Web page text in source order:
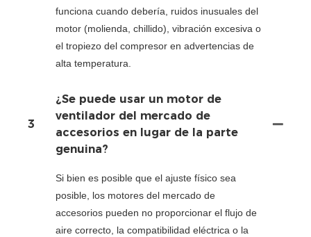
funciona cuando debería, ruidos inusuales del
motor (molienda, chillido), vibración excesiva o
el tropiezo del compresor en advertencias de
alta temperatura.
3
¿Se puede usar un motor de
ventilador del mercado de
accesorios en lugar de la parte
genuina?
Si bien es posible que el ajuste físico sea
posible, los motores del mercado de
accesorios pueden no proporcionar el flujo de
aire correcto, la compatibilidad eléctrica o la